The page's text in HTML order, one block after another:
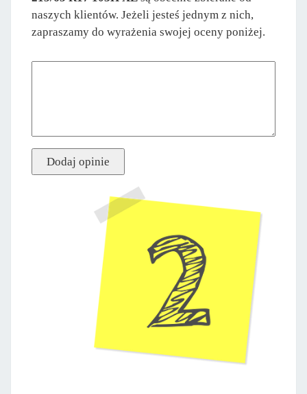
naszych klientów. Jeżeli jesteś jednym z nich,
zapraszamy do wyrażenia swojej oceny poniżej.